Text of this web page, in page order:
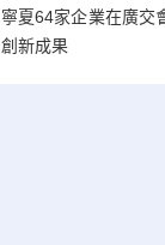
寧夏64家企業在廣交
創新成果